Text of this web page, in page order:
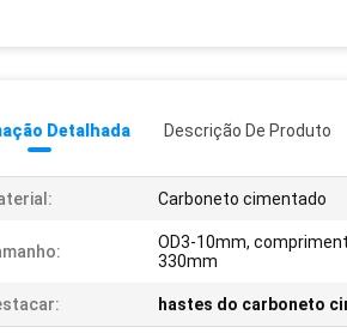
Detalhada Descrição De Produto
Carboneto cimentado
OD3-10mm,
330mm
hastes do carboneto